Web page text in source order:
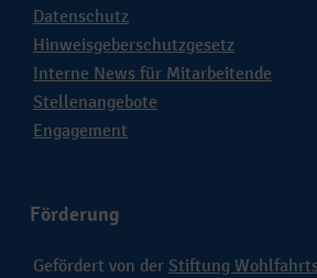
Datenschutz
Hinweisgeberschutzgesetz
Interne News für Mitarbeitende
Stellenangebote
Engagement
Förderung
Gefördert von der Stiftung